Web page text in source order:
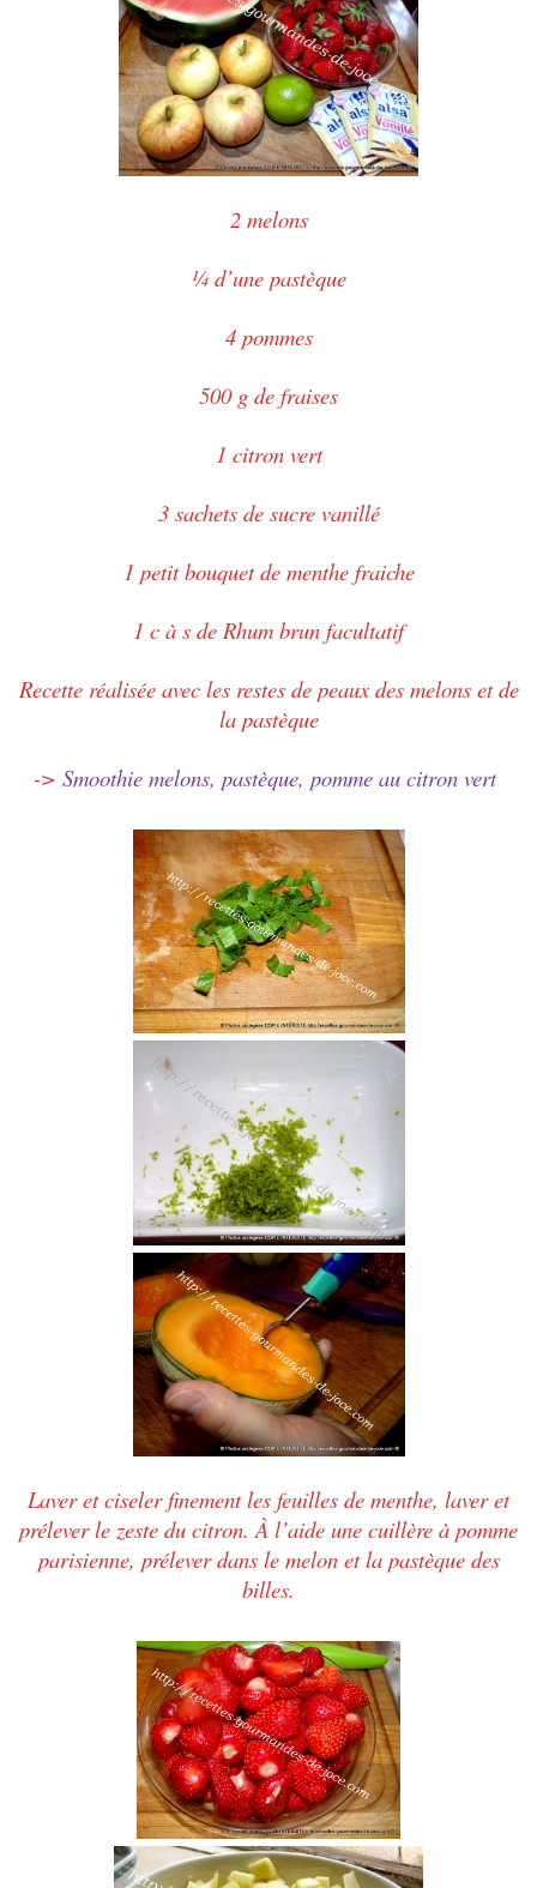
2 melons
¼ d’une pastèque
4 pommes
500 g de fraises
1 citron vert
3 sachets de sucre vanillé
1 petit bouquet de menthe fraiche
1 c à s de Rhum brun facultatif
Recette réalisée avec les restes de peaux des melons et de
la pastèque
-> Smoothie melons, pastèque, pomme au citron vert
Laver et ciseler finement les feuilles de menthe, laver et
prélever le zeste du citron. À l’aide une cuillère à pomme
parisienne, prélever dans le melon et la pastèque des
billes.